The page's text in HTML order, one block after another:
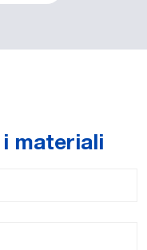
i materiali